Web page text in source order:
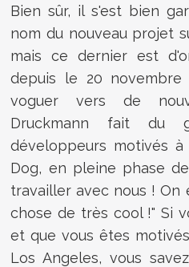
Bien sûr, il s'est bien
nom du nouveau projet
mais ce dernier est
depuis le 20 novembre
voguer vers de
Druckmann fait du
développeurs motivés
Dog, en pleine phase
travailler avec nous ! On
chose de très cool !" Si
et que vous êtes
Los Angeles, vous